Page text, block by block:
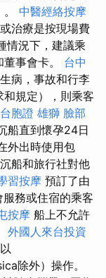
中醫經絡按摩
治療是按現場費
情況下，建議乘
事會卡。 台中
病，事故和行李
規定），則乘客
台胞證 雄獅 臉部
船直到懷孕24日
外出時使用包
沉船和旅行社對他
習按摩 預訂了由
務或住宿的乘客
按摩 船上不允許
外國人來台投資
除外）操作。